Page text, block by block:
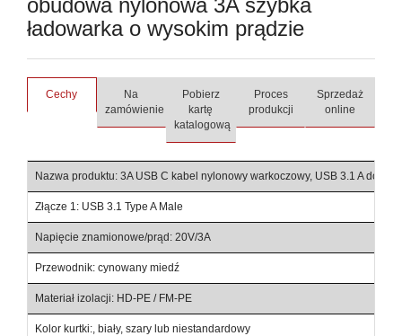
ładowarka o wysokim prądzie
Cechy
Na
zamówienie
Pobierz
kartę
katalogową
Proces
produkcji
Sprzedaż
online
Nazwa produktu: 3A USB C kabel nylonowy warkoczowy, USB 3.1 A do C
Złącze 1: USB 3.1 Type A Male
Napięcie znamionowe/prąd: 20V/3A
Przewodnik: cynowany miedź
Materiał izolacji: HD-PE / FM-PE
Kolor kurtki:, biały, szary lub niestandardowy